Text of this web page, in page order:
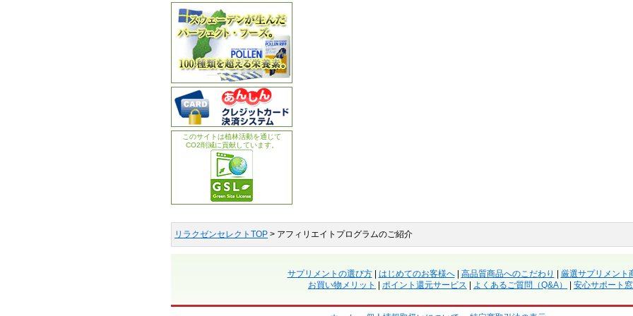
このサイトは植林活動を通じて
CO2削減に貢献しています。
リラクゼンセレクトTOP > アフィリエイトプログラムのご紹介
サプリメントの選び方| はじめてのお客様へ| 高品質商品へのこだわり
厳選サプリメント
お買い物メリット
ポイント還元サービス よくあるご質問（Q&A） 安心サポート